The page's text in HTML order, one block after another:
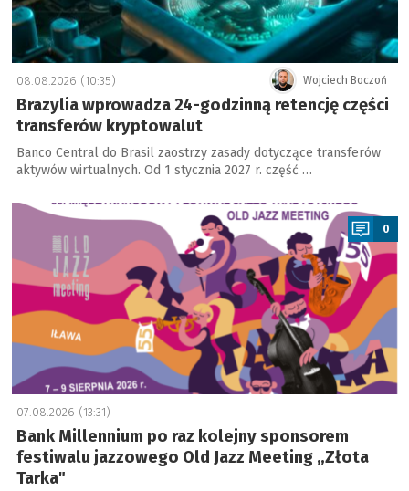
Wojciech Boczoń
08.08.2026 (10:35)
Brazylia wprowadza 24-godzinną retencję części
transferów kryptowalut
Banco Central do Brasil zaostrzy zasady dotyczące transferów
aktywów wirtualnych. Od 1 stycznia 2027 r. część …
a
0
07.08.2026 (13:31)
Bank Millennium po raz kolejny sponsorem
festiwalu jazzowego Old Jazz Meeting „Złota
Tarka"